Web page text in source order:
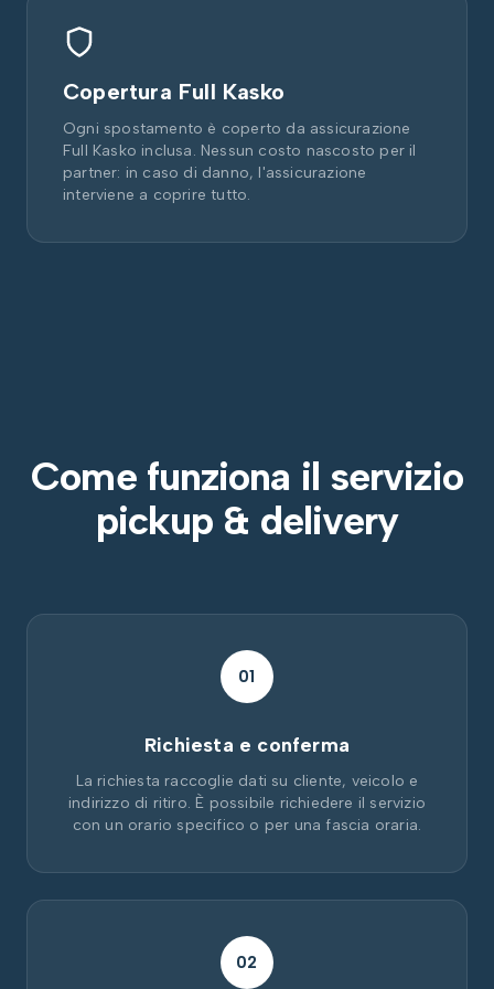
Copertura Full Kasko
Ogni spostamento è coperto da assicurazione
Full Kasko inclusa. Nessun costo nascosto per il
partner: in caso di danno, l'assicurazione
interviene a coprire tutto.
Come funziona il servizio
pickup & delivery
01
Richiesta e conferma
La richiesta raccoglie dati su cliente, veicolo e
indirizzo di ritiro. È possibile richiedere il servizio
con un orario specifico o per una fascia oraria.
02